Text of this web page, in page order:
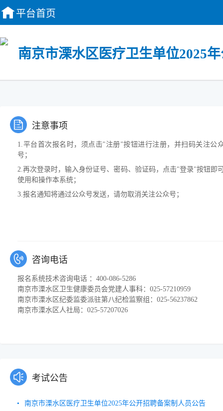
平台首页
南京市溧水区医疗卫生单位2025
注意事项
1.平台首次报名时，须点击"注册"按钮进行注册，并扫码关注公
号；
2.再次登录时，输入身份证号、密码、验证码，点击"登录"按钮即
使用和操作本系统；
3.报名通知将通过公众号发送，请勿取消关注公众号；
咨询电话
报名系统技术咨询电话 ：400-086-5286
南京市溧水区卫生健康委员会党建人事科：025-57210959
南京市溧水区纪委监委派驻第八纪检监察组：025-56237862
南京市溧水区人社局：025-57207026
考试公告
南京市溧水区医疗卫生单位2025年公开招聘备案制人员公告